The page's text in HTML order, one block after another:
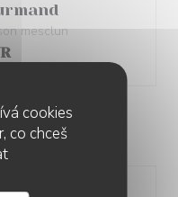
cookies
co chceš
mesclun